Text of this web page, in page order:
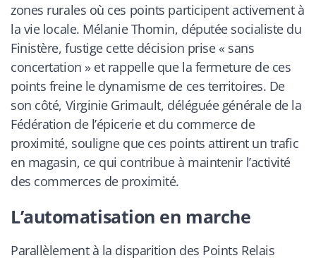
zones rurales où ces points participent activement à
la vie locale. Mélanie Thomin, députée socialiste du
Finistère, fustige cette décision prise « sans
concertation » et rappelle que la fermeture de ces
points freine le dynamisme de ces territoires. De
son côté, Virginie Grimault, déléguée générale de la
Fédération de l’épicerie et du commerce de
proximité, souligne que ces points attirent un trafic
en magasin, ce qui contribue à maintenir l’activité
des commerces de proximité.
L’automatisation en marche
Parallèlement à la disparition des Points Relais